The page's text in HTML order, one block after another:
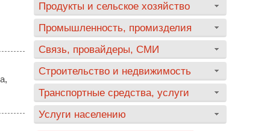
Продукты и сельское хозяйство
Промышленность, промизделия
Связь, провайдеры, СМИ
Строительство и недвижимость
Транспортные средства, услуги
Услуги населению